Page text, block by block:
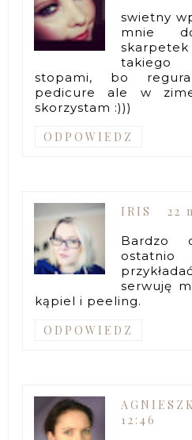
swietny
mnie
stopami, bo
pedicure ale w
skorzystam :)))
ODPOWIEDZ
IRIS
22
Bardzo
serwuję
kąpiel i peeling.
ODPOWIEDZ
12:46